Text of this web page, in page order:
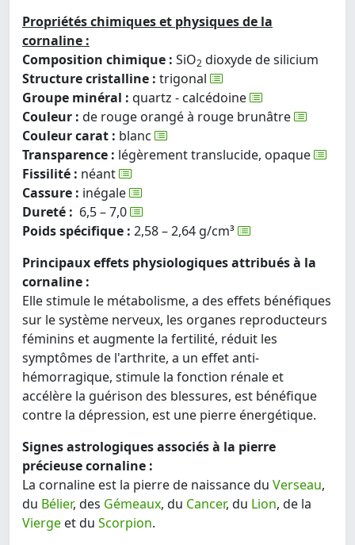
Propriétés chimiques et physiques de la
cornaline :
Composition chimique : SiO2 dioxyde de silicium
Structure cristalline : trigonal
Groupe minéral : quartz - calcédoine
Couleur : de rouge orangé à rouge brunâtre
Couleur carat : blanc
Transparence : légèrement translucide, opaque
Fissilité : néant
Cassure : inégale
Dureté : 6,5 – 7,0
Poids spécifique : 2,58 – 2,64 g/cm³
Principaux effets physiologiques attribués à la
cornaline :
Elle stimule le métabolisme, a des effets bénéfiques
sur le système nerveux, les organes reproducteurs
féminins et augmente la fertilité, réduit les
symptômes de l'arthrite, a un effet anti-
hémorragique, stimule la fonction rénale et
accélère la guérison des blessures, est bénéfique
contre la dépression, est une pierre énergétique.
Signes astrologiques associés à la pierre
précieuse cornaline :
La cornaline est la pierre de naissance du Verseau,
du Bélier, des Gémeaux, du Cancer, du Lion, de la
Vierge et du Scorpion.